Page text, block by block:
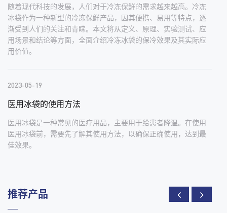
随着现代科技的发展，人们对于冷冻保鲜的需求越来越高。冷冻
冰袋作为一种新型的冷冻保鲜产品，因其便携、易用等特点，逐
渐受到人们的关注和青睐。本文将从定义、原理、实验测试、应
用场景和结论等方面，全面介绍冷冻冰袋的保冷效果及其实际应
用价值。
2023-05-19
医用冰袋的使用方法
医用冰袋是一种常见的医疗用品，主要用于给患者降温。在使用
医用冰袋前，需要先了解其使用方法，以确保正确使用，达到最
佳效果。
推荐产品